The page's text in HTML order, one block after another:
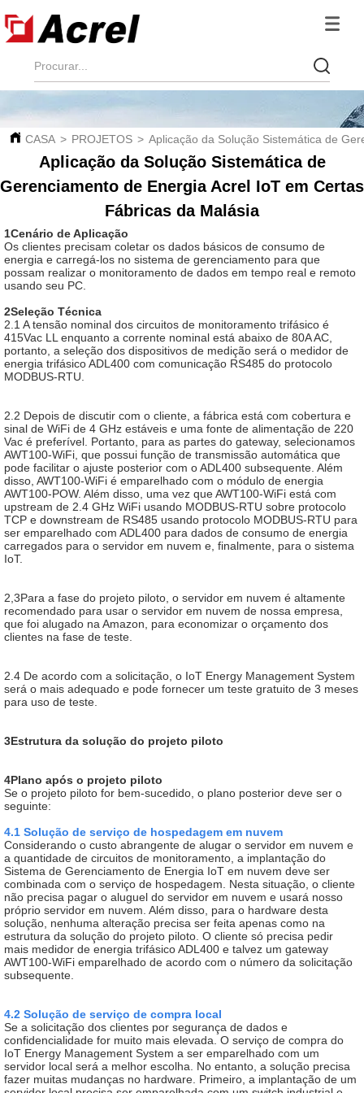
CASA > PROJETOS > Aplicação da Solução Sistemática de
Aplicação da Solução Sistemática de
Gerenciamento de Energia Acrel IoT em Certas
Fábricas da Malásia